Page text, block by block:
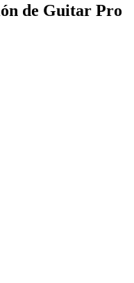
de Guitar Pro